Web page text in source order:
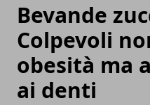
Bevande
Colpevoli
obesità ma
ai denti